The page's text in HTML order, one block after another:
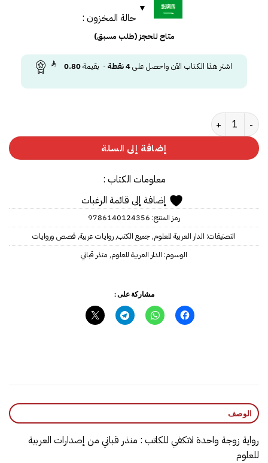
حالة المخزون :
متاح للحجز (طلب مسبق)
اشتر هذا الكتاب الآن واحصل على4نقطة- بقيمة0.80
كمية زوجة واحدة لاتكفي
إضافة إلى السلة
معلومات الكتاب :
إضافة إلى قائمة الرغبات
رمز المنتج: 9786140124356
التصنيفات: الدار العربية للعلوم,جميع الكتب,روايات عربية, قصص وروايات
الوسوم: الدار العربية للعلوم, منذر قباني
مشاركة على :
الوصف
رواية زوجة واحدة لاتكفي للكاتب : منذر قباني من إصدارات العربية
للعلوم